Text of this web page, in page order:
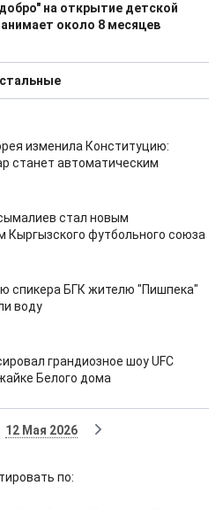
на открытие детской
около 8 месяцев
изменила Конституцию:
станет автоматическим
стал новым
Кыргызского футбольного союза
спикера БГК жителю "Пишпека"
воду
грандиозное шоу UFC
Белого дома
12 Мая 2026
по: